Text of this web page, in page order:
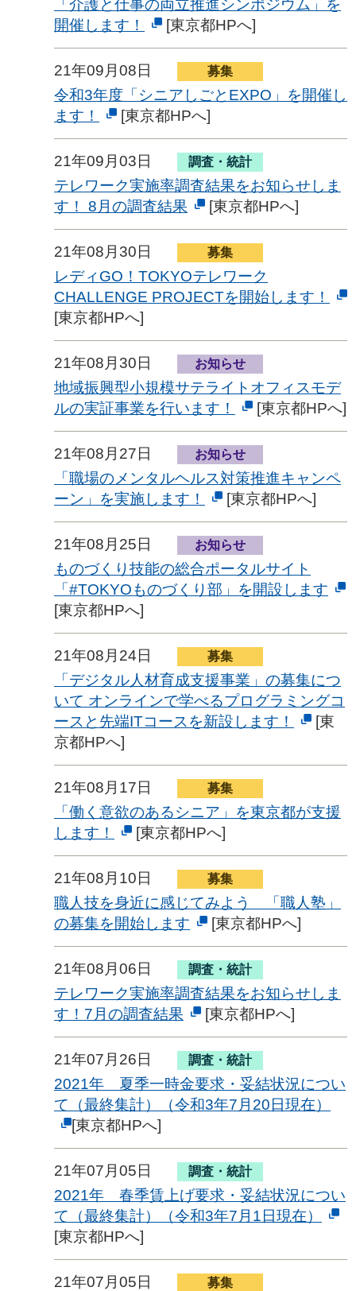
「介護と仕事の両立推進シンポジウム」を
開催します！
[東京都HPへ]
21年09月08日 募集
令和3年度「シニアしごとEXPO」を開催し
ます！
[東京都HPへ]
21年09月03日 調査・統計
テレワーク実施率調査結果をお知らせしま
す！ 8月の調査結果
[東京都HPへ]
21年08月30日 募集
レディGO！TOKYOテレワーク
CHALLENGE PROJECTを開始します！
[東京都HPへ]
21年08月30日 お知らせ
地域振興型小規模サテライトオフィスモデ
ルの実証事業を行います！
[東京都HPへ]
21年08月27日 お知らせ
「職場のメンタルヘルス対策推進キャンペ
ーン」を実施します！
[東京都HPへ]
21年08月25日 お知らせ
ものづくり技能の総合ポータルサイト
「#TOKYOものづくり部」を開設します
[東京都HPへ]
21年08月24日 募集
「デジタル人材育成支援事業」の募集につ
いて オンラインで学べるプログラミングコ
ースと先端ITコースを新設します！
[東
京都HPへ]
21年08月17日 募集
「働く意欲のあるシニア」を東京都が支援
します！
[東京都HPへ]
21年08月10日 募集
職人技を身近に感じてみよう 「職人塾」
の募集を開始します
[東京都HPへ]
21年08月06日 調査・統計
テレワーク実施率調査結果をお知らせしま
す！7月の調査結果
[東京都HPへ]
21年07月26日 調査・統計
2021年 夏季一時金要求・妥結状況につい
て（最終集計）（令和3年7月20日現在）
[東京都HPへ]
21年07月05日 調査・統計
2021年 春季賃上げ要求・妥結状況につい
て（最終集計）（令和3年7月1日現在）
[東京都HPへ]
21年07月05日 募集